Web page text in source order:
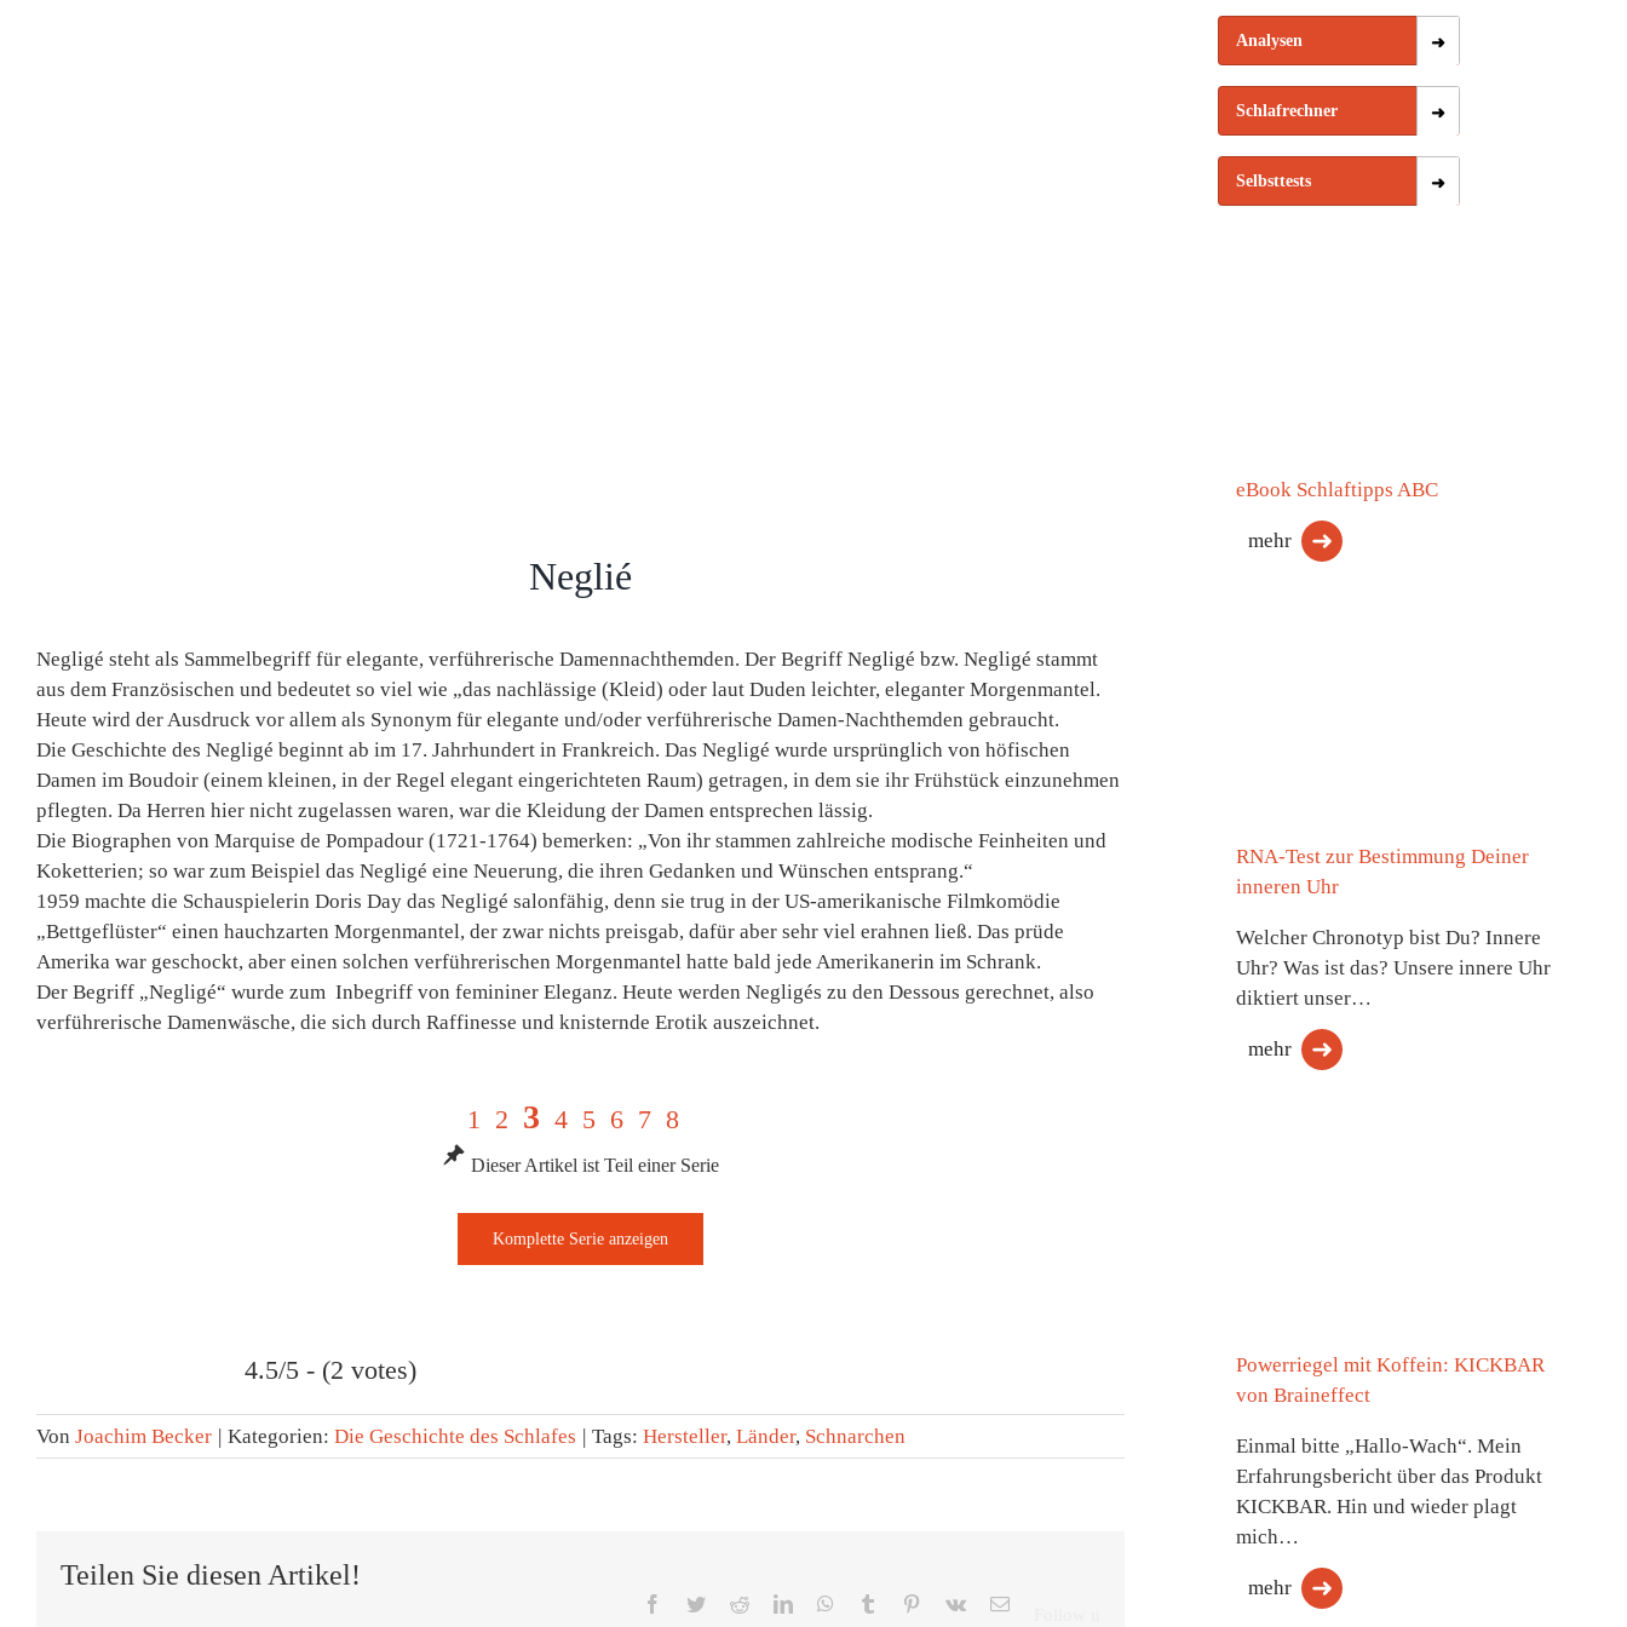
Neglié
Negligé steht als Sammelbegriff für elegante, verführerische Damennachthemden. Der Begriff Negligé bzw. Negligé stammt
aus dem Französischen und bedeutet so viel wie „das nachlässige (Kleid) oder laut Duden leichter, eleganter Morgenmantel.
Heute wird der Ausdruck vor allem als Synonym für elegante und/oder verführerische Damen-Nachthemden gebraucht.
Die Geschichte des Negligé beginnt ab im 17. Jahrhundert in Frankreich. Das Negligé wurde ursprünglich von höfischen
Damen im Boudoir (einem kleinen, in der Regel elegant eingerichteten Raum) getragen, in dem sie ihr Frühstück einzunehmen
pflegten. Da Herren hier nicht zugelassen waren, war die Kleidung der Damen entsprechen lässig.
Die Biographen von Marquise de Pompadour (1721-1764) bemerken: „Von ihr stammen zahlreiche modische Feinheiten und
Koketterien; so war zum Beispiel das Negligé eine Neuerung, die ihren Gedanken und Wünschen entsprang.“
1959 machte die Schauspielerin Doris Day das Negligé salonfähig, denn sie trug in der US-amerikanische Filmkomödie
„Bettgeflüster“ einen hauchzarten Morgenmantel, der zwar nichts preisgab, dafür aber sehr viel erahnen ließ. Das prüde
Amerika war geschockt, aber einen solchen verführerischen Morgenmantel hatte bald jede Amerikanerin im Schrank.
Der Begriff „Negligé“ wurde zum Inbegriff von femininer Eleganz. Heute werden Negligés zu den Dessous gerechnet, also
verführerische Damenwäsche, die sich durch Raffinesse und knisternde Erotik auszeichnet.
1 2 3 4 5 6 7 8
Dieser Artikel ist Teil einer Serie
4.5/5 - (2 votes)
Von Joachim Becker Kategorien: Die Geschichte des Schlafes Tags: Hersteller, Länder, Schnarchen
Teilen Sie diesen Artikel!
Facebook
TwitterRedditLinkedInWhatsApp
Tumblr Pinterest
Vk
E-
Analysen
Schlafrechner
Selbsttests
eBook Schlaftipps ABC
mehr
RNA-Test zur Bestimmung Deiner
inneren Uhr
Welcher Chronotyp bist Du? Innere
Uhr? Was ist das? Unsere innere Uhr
diktiert unser…
mehr
Powerriegel mit Koffein: KICKBAR
von Braineffect
Einmal bitte „Hallo-Wach“. Mein
Erfahrungsbericht über das Produkt
KICKBAR. Hin und wieder plagt
mich…
mehr